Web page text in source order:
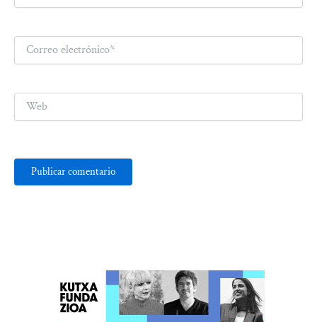
Correo
electrónico*
Web